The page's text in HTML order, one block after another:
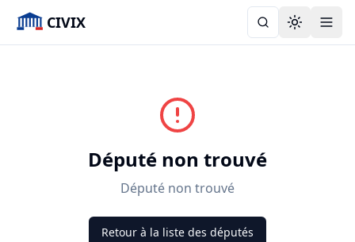
CIVIX Toggle
Député non trouvé
Député non trouvé
Retour à la liste des députés